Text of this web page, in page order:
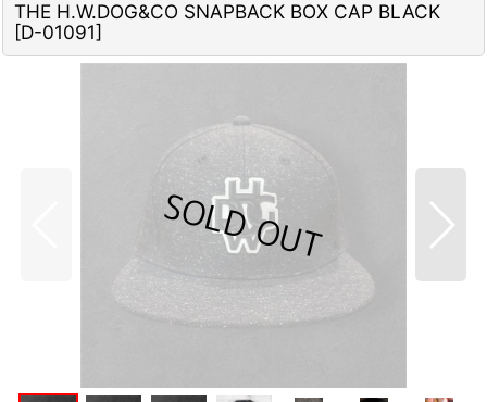
THE H.W.DOG&CO SNAPBACK BOX CAP BLACK
[D-01091]